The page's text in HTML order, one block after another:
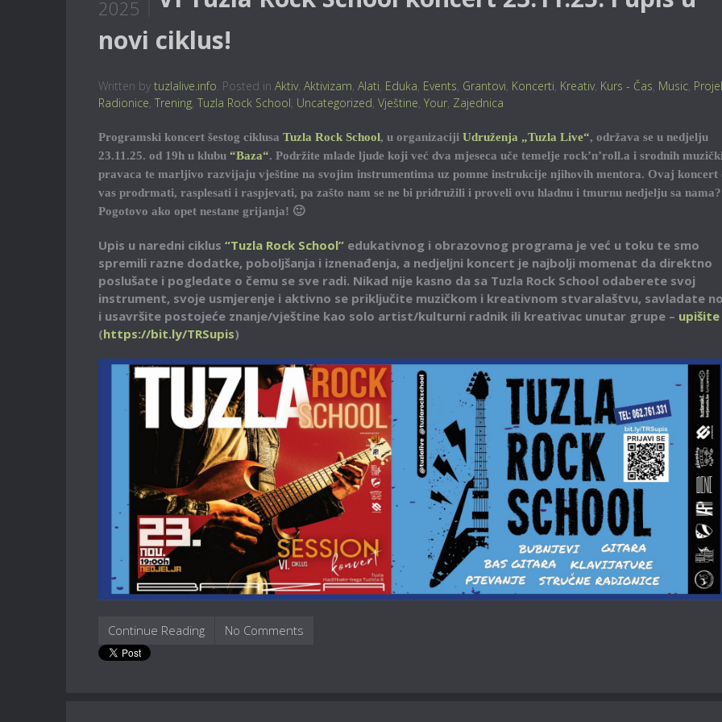
2025
novi ciklus!
Written by tuzlalive.info. Posted in Aktiv, Aktivizam, Alati, Eduka, Events, Grantovi, Koncerti, Kreativ, Kurs - Čas, Music,
Radionice, Trening, Tuzla Rock School, Uncategorized, Vještine, Your, Zajednica
Programski koncert šestog ciklusa Tuzla Rock School, u organizaciji Udruženja „Tuzla Live“, održava se u nedjelju
23.11.25. od 19h u klubu “Baza“. Podržite mlade ljude koji već dva mjeseca uče temelje rock’n’roll.a i srodnih
pravaca te marljivo razvijaju vještine na svojim instrumentima uz pomne instrukcije njihovih mentora. Ovaj koncert
vas prodrmati, rasplesati i raspjevati, pa zašto nam se ne bi pridružili i proveli ovu hladnu i tmurnu nedjelju sa nama?
Pogotovo ako opet nestane grijanja! 🙂
Upis u naredni ciklus “Tuzla Rock School” edukativnog i obrazovnog programa je već u toku te smo
spremili razne dodatke, poboljšanja i iznenađenja, a nedjeljni koncert je najbolji momenat da direktno
poslušate i pogledate o čemu se sve radi. Nikad nije kasno da sa Tuzla Rock School odaberete svoj
instrument, svoje usmjerenje i aktivno se priključite muzičkom i kreativnom stvaralaštvu, savladate
i usavršite postojeće znanje/vještine kao solo artist/kulturni radnik ili kreativac unutar grupe – upišite
(https://bit.ly/TRSupis)
Continue Reading No Comments